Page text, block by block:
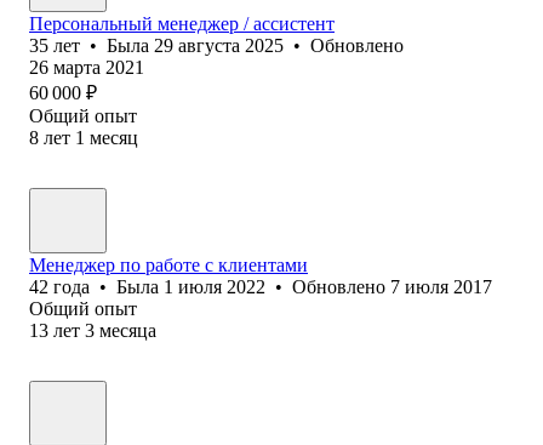
Персональный менеджер / ассистент
35 лет • Была 29 августа 2025 • Обновлено
26 марта 2021
60 000 ₽
Общий опыт
8 лет 1 месяц
Менеджер по работе с клиентами
42 года • Была 1 июля 2022 • Обновлено 7 июля 2017
Общий опыт
13 лет 3 месяца